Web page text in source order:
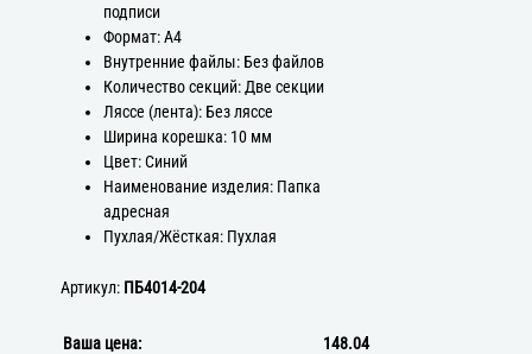
подписи
Формат: А4
Внутренние файлы: Без файлов
Количество секций: Две секции
Ляссе (лента): Без ляссе
Ширина корешка: 10 мм
Цвет: Синий
Наименование изделия: Папка
адресная
Пухлая/Жёсткая: Пухлая
Артикул: ПБ4014-204
Ваша цена:
148.04